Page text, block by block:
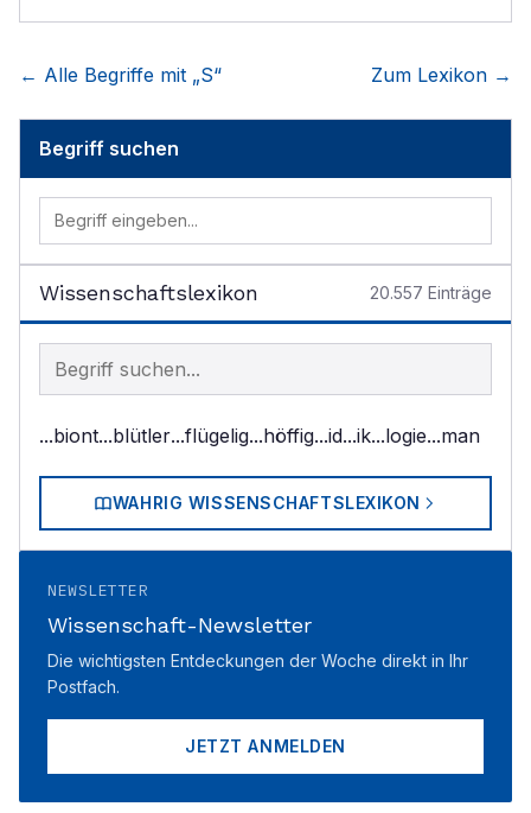
← Alle Begriffe mit „S“ Zum Lexikon →
Begriff suchen
Wissenschaftslexikon 20.557 Einträge
Begriff im Lexikon suchen
...biont...blütler...flügelig...höffig...id...ik...logie...man
WAHRIG WISSENSCHAFTSLEXIKON
NEWSLETTER
Wissenschaft-Newsletter
Die wichtigsten Entdeckungen der Woche direkt in Ihr
Postfach.
JETZT ANMELDEN